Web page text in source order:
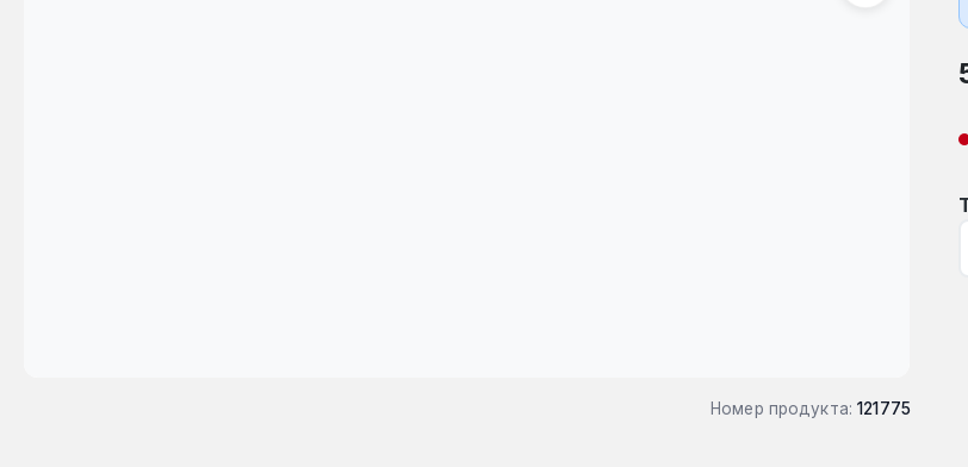
Номер продукта: 121775